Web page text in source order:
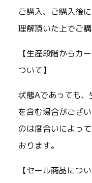
ご購入、ご購入後
理解頂いた上でご購
【生産段階からカ
ついて】
状態Aであっても、
を含む場合がござ
のは度合いによっ
おります。
【セール商品につい